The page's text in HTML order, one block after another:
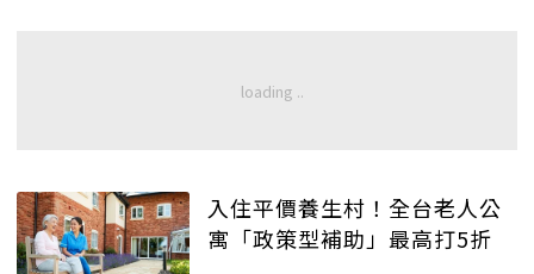
入住平價養生村！全台老人公
寓「政策型補助」最高打5折